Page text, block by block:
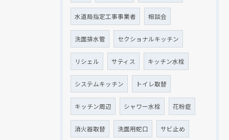
水道局指定工事事業者 相談会
洗面排水管 セクショナルキッチン
リシェル サティス キッチン水栓
システムキッチン トイレ取替
キッチン周辺 シャワー水栓 花粉症
消火器取替 洗面用蛇口 サビ止め